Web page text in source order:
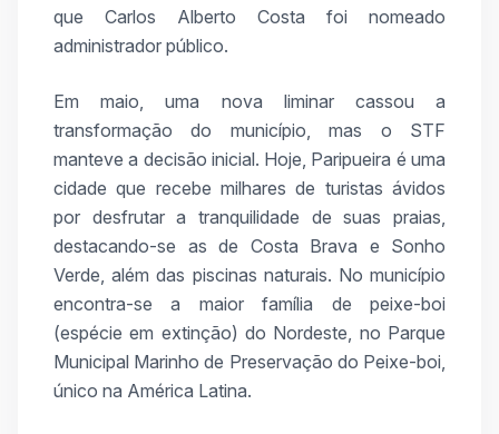
que Carlos Alberto Costa foi nomeado
administrador público.
Em maio, uma nova liminar cassou a
transformação do município, mas o STF
manteve a decisão inicial. Hoje, Paripueira é uma
cidade que recebe milhares de turistas ávidos
por desfrutar a tranquilidade de suas praias,
destacando-se as de Costa Brava e Sonho
Verde, além das piscinas naturais. No município
encontra-se a maior família de peixe-boi
(espécie em extinção) do Nordeste, no Parque
Municipal Marinho de Preservação do Peixe-boi,
único na América Latina.